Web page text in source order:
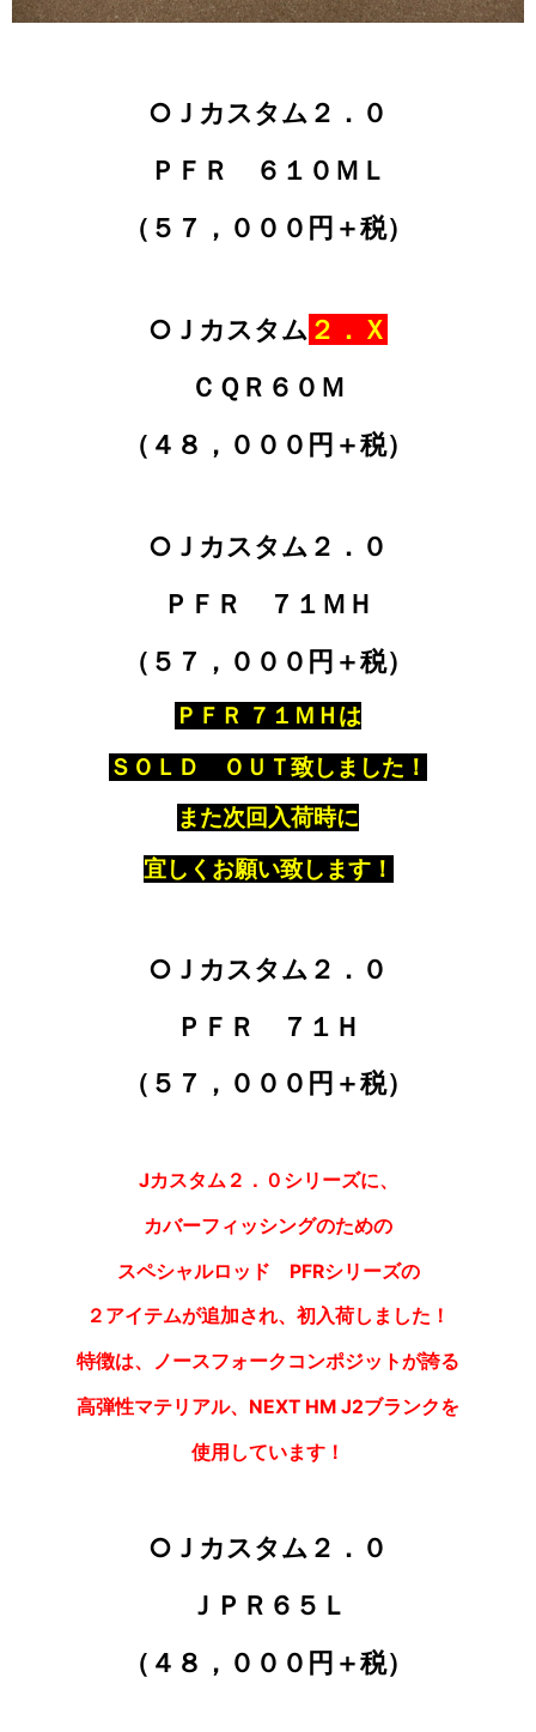
○Ｊカスタム２．０
ＰＦＲ ６１０ＭＬ
（５７，０００円＋税）
○Ｊカスタム ２．Ｘ
ＣＱＲ６０Ｍ
（４８，０００円＋税）
○Ｊカスタム２．０
ＰＦＲ ７１ＭＨ
（５７，０００円＋税）
ＰＦＲ ７１ＭＨは
ＳＯＬＤ ＯＵＴ致しました！
また次回入荷時に
宜しくお願い致します！
○Ｊカスタム２．０
ＰＦＲ ７１Ｈ
（５７，０００円＋税）
Jカスタム２．０シリーズに、
カバーフィッシングのための
スペシャルロッド PFRシリーズの
２アイテムが追加され、初入荷しました！
特徴は、ノースフォークコンポジットが誇る
高弾性マテリアル、NEXT HM J2ブランクを
使用しています！
○Ｊカスタム２．０
ＪＰＲ６５Ｌ
（４８，０００円＋税）